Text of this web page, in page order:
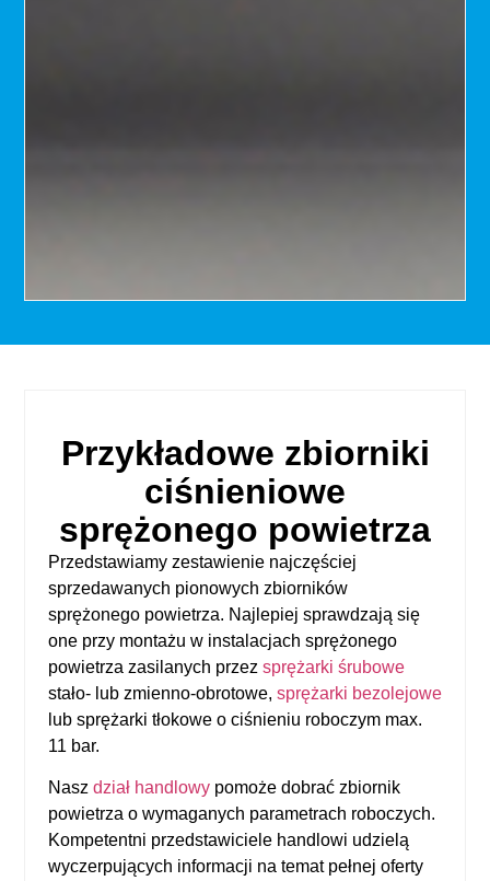
Przykładowe zbiorniki
ciśnieniowe
sprężonego powietrza
Przedstawiamy zestawienie najczęściej
sprzedawanych pionowych zbiorników
sprężonego powietrza. Najlepiej sprawdzają się
one przy montażu w instalacjach sprężonego
powietrza zasilanych przez sprężarki śrubowe
stało- lub zmienno-obrotowe, sprężarki bezolejowe
lub sprężarki tłokowe o ciśnieniu roboczym max.
11 bar.
Nasz dział handlowypomoże dobrać zbiornik
powietrza o wymaganych parametrach roboczych.
Kompetentni przedstawiciele handlowi udzielą
wyczerpujących informacji na temat pełnej oferty